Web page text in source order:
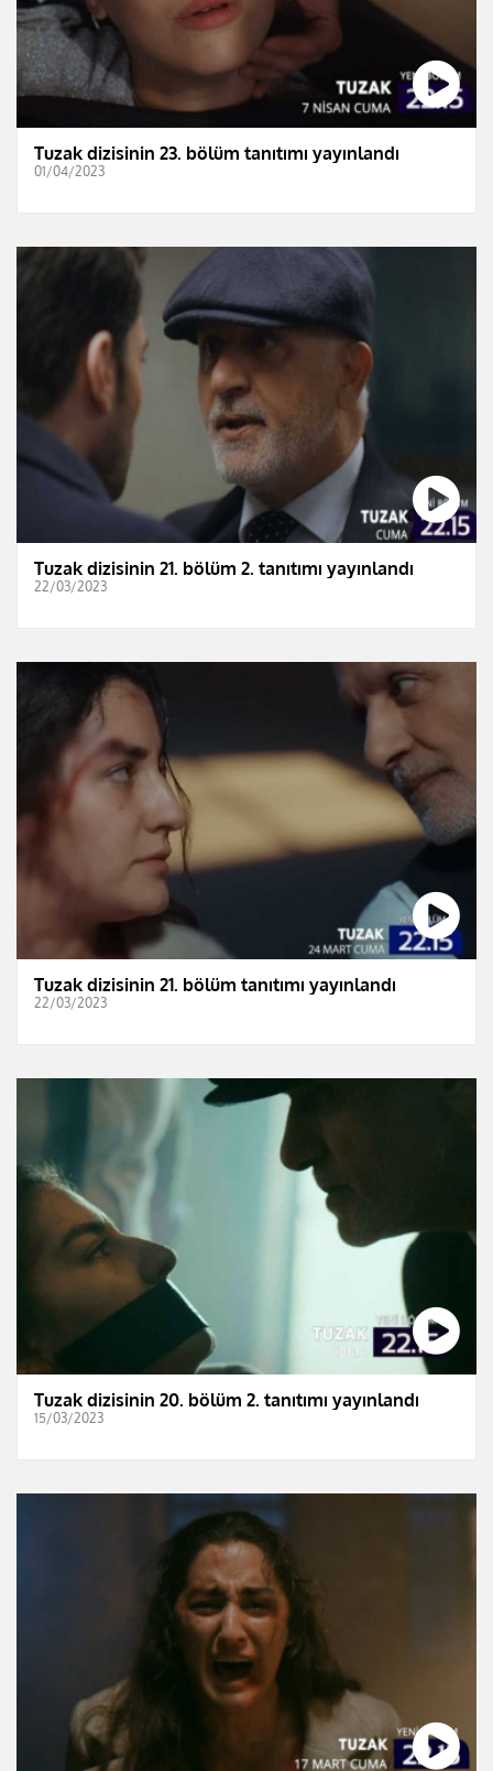
Tuzak dizisinin 23. bölüm tanıtımı yayınlandı
01/04/2023
Tuzak dizisinin 21. bölüm 2. tanıtımı yayınlandı
22/03/2023
Tuzak dizisinin 21. bölüm tanıtımı yayınlandı
22/03/2023
Tuzak dizisinin 20. bölüm 2. tanıtımı yayınlandı
15/03/2023